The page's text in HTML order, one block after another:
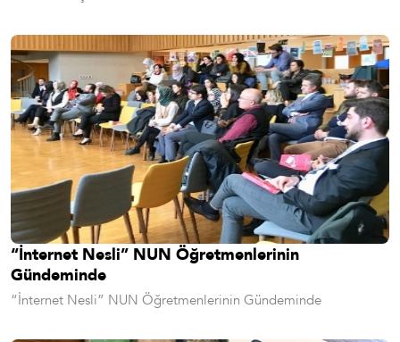
“İnternet Nesli” NUN Öğretmenlerinin
Gündeminde
“İnternet Nesli” NUN Öğretmenlerinin Gündeminde